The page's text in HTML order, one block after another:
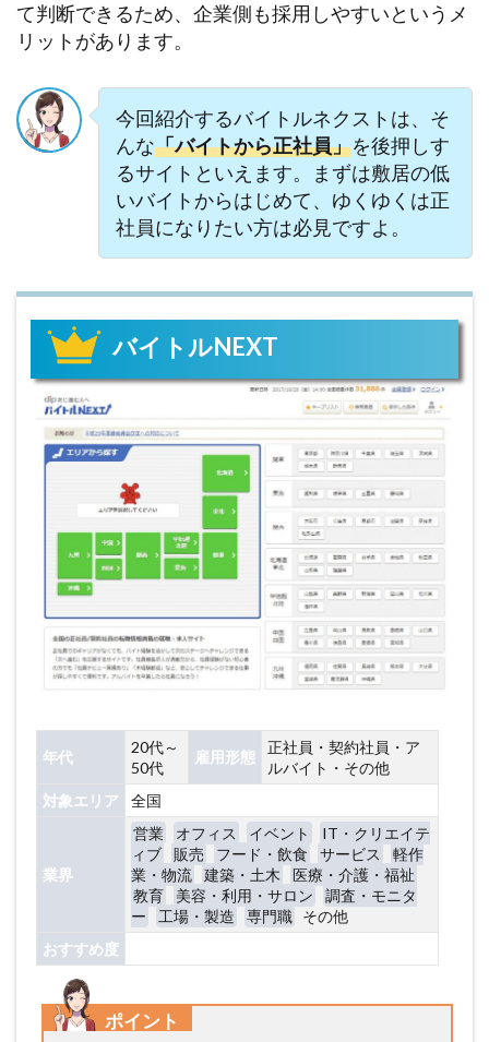
て判断できるため、企業側も採用しやすいというメ
リットがあります。
今回紹介するバイトルネクストは、そ
んな「バイトから正社員」を後押しす
るサイトといえます。まずは敷居の低
いバイトからはじめて、ゆくゆくは正
社員になりたい方は必見ですよ。
バイトルNEXT
年代
20代～
50代
雇用形態
正社員・契約社員・ア
ルバイト・その他
対象エリア
全国
業界
営業 オフィス イベント
IT・クリエイテ
ィブ
販売 フード・飲食 サービス
軽作
業・物流
建築・土木
医療・介護・福祉
教育
美容・利用・サロン
調査・モニタ
ー
工場・製造 専門職 その他
おすすめ度
ポイント